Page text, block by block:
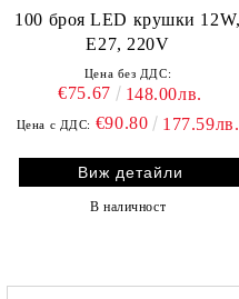
100 броя LED крушки 12W,
E27, 220V
Цена без ДДС:
€75.67 148.00лв.
Цена с ДДС: €90.80 177.59лв.
Виж детайли
В наличност